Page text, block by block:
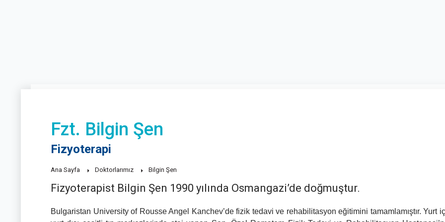
Fzt. Bilgin Şen
Fizyoterapi
Ana Sayfa Doktorlarımız Bilgin Şen
Fizyoterapist Bilgin Şen 1990 yılında Osmangazi’de doğmuştur.
Bulgaristan University of Rousse Angel Kanchev’de fizik tedavi ve rehabilitasyon eğitimini tamamlamıştır. Yurt